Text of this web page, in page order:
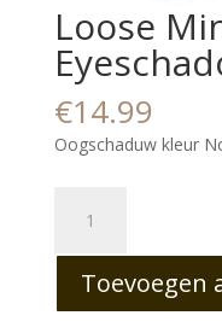
Loose
€14.99
Oogschaduw kleur
Mineral
Eyeschadow
Noir
aantal
Toevoegen